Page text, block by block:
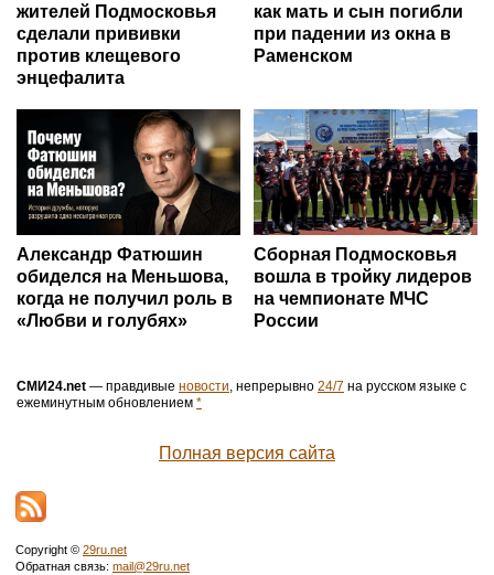
жителей Подмосковья
сделали прививки
против клещевого
энцефалита
как мать и сын погибли
при падении из окна в
Раменском
Александр Фатюшин
обиделся на Меньшова,
когда не получил роль в
«Любви и голубях»
Сборная Подмосковья
вошла в тройку лидеров
на чемпионате МЧС
России
СМИ24.net — правдивые новости, непрерывно 24/7 на русском языке с
ежеминутным обновлением *
Полная версия сайта
Copyright © 29ru.net
Обратная связь: mail@29ru.net